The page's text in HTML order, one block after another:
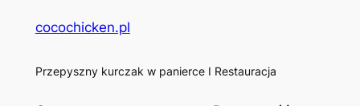
cocochicken.pl
Przepyszny kurczak w panierce I Restauracja